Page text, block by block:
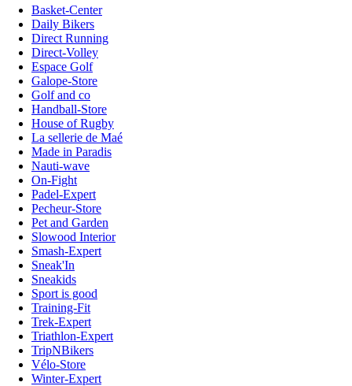
Basket-Center
Daily Bikers
Direct Running
Direct-Volley
Espace Golf
Galope-Store
Golf and co
Handball-Store
House of Rugby
La sellerie de Maé
Made in Paradis
Nauti-wave
On-Fight
Padel-Expert
Pecheur-Store
Pet and Garden
Slowood Interior
Smash-Expert
Sneak'In
Sneakids
Sport is good
Training-Fit
Trek-Expert
Triathlon-Expert
TripNBikers
Vélo-Store
Winter-Expert